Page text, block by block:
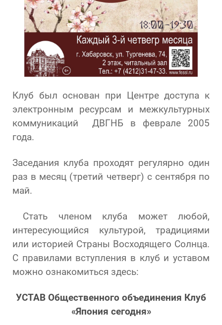
Клуб был основан при Центре доступа к
электронным ресурсам и межкультурных
коммуникаций ДВГНБ в феврале 2005
года.
Заседания клуба проходят регулярно один
раз в месяц (третий четверг) с сентября по
май.
Стать членом клуба может любой,
интересующийся культурой, традициями
или историей Страны Восходящего Солнца.
С правилами вступления в клуб и уставом
можно ознакомиться здесь:
УCTAB Общественного объединения Клуб
«Япония сегодня»